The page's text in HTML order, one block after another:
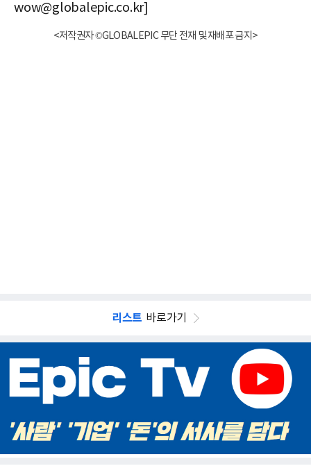
wow@globalepic.co.kr]
<저작권자 ©GLOBALEPIC 무단 전재 및 재배포 금지>
리스트 바로가기